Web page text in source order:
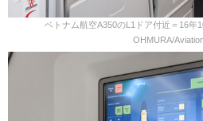
ベトナム航空A350のL1ドア付近＝16年
OHMURA/